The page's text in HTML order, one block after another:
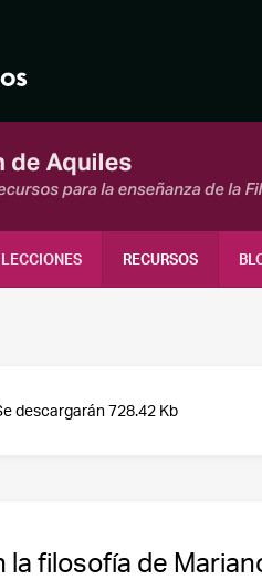
LECCIONES RECURSOS
descargarán 728.42 Kb
la filosofía de